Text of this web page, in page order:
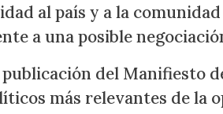
al país y a la
a una posible
publicación del Manifiesto
más relevantes de la